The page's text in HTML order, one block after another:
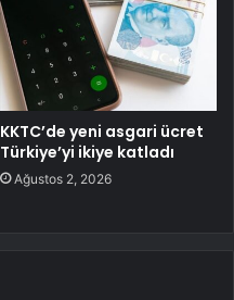
KKTC’de yeni asgari ücret
Türkiye’yi ikiye katladı
Ağustos 2, 2026